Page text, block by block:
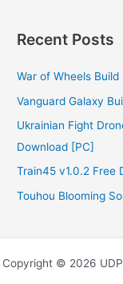
Recent Posts
War of Wheels
Vanguard Galaxy
Ukrainian Fight
Download [PC]
Train45 v1.0.2 Free
Touhou Blooming
Copyright © 2026